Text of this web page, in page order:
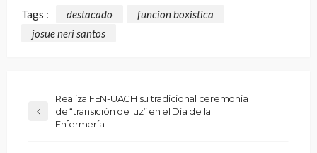
Tags : destacado
funcion boxistica
josue neri santos
Realiza FEN-UACH su tradicional ceremonia
de “transición de luz” en el Día de la
Enfermería.